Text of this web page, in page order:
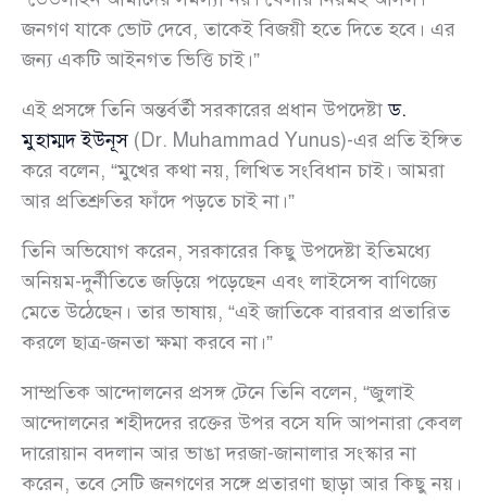
জনগণ যাকে ভোট দেবে, তাকেই বিজয়ী হতে দিতে হবে। এর
জন্য একটি আইনগত ভিত্তি চাই।”
এই প্রসঙ্গে তিনি অন্তর্বর্তী সরকারের প্রধান উপদেষ্টাড.
মুহাম্মদ ইউনূস(Dr. Muhammad Yunus)-এর প্রতি ইঙ্গিত
করে বলেন, “মুখের কথা নয়, লিখিত সংবিধান চাই। আমরা
আর প্রতিশ্রুতির ফাঁদে পড়তে চাই না।”
তিনি অভিযোগ করেন, সরকারের কিছু উপদেষ্টা ইতিমধ্যে
অনিয়ম-দুর্নীতিতে জড়িয়ে পড়েছেন এবং লাইসেন্স বাণিজ্যে
মেতে উঠেছেন। তার ভাষায়, “এই জাতিকে বারবার প্রতারিত
করলে ছাত্র-জনতা ক্ষমা করবে না।”
সাম্প্রতিক আন্দোলনের প্রসঙ্গ টেনে তিনি বলেন, “জুলাই
আন্দোলনের শহীদদের রক্তের উপর বসে যদি আপনারা কেবল
দারোয়ান বদলান আর ভাঙা দরজা-জানালার সংস্কার না
করেন, তবে সেটি জনগণের সঙ্গে প্রতারণা ছাড়া আর কিছু নয়।